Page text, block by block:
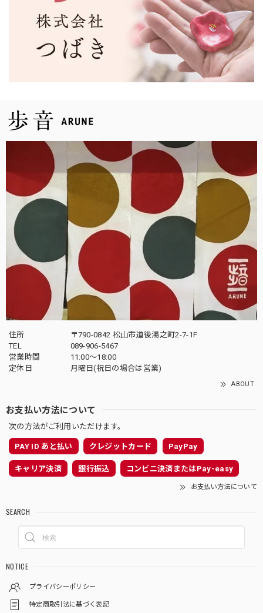
住所
〒790-0842 松山市道後湯之町2-7-1F
TEL
089-906-5467
営業時間
11:00〜18:00
定休日
月曜日(祝日の場合は営業)
ABOUT
お支払い方法について
次の方法がご利用いただけます。
PAY ID あと払い クレジットカード PayPay
キャリア決済 銀行振込 コンビニ決済またはPay-easy
お支払い方法について
SEARCH
NOTICE
プライバシーポリシー
特定商取引法に基づく表記